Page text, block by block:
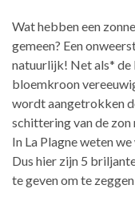
Wat hebben een
gemeen? Een
natuurlijk! Net als*
bloemkroon
wordt aangetrokken
schittering van de zon
In La Plagne weten
Dus hier zijn 5
te geven om te